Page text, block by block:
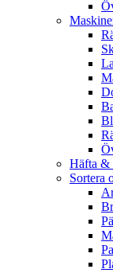
Häfta &
Sortera